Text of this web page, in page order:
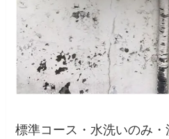
標準コース・水洗いのみ・